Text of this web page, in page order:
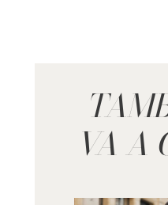
VA A